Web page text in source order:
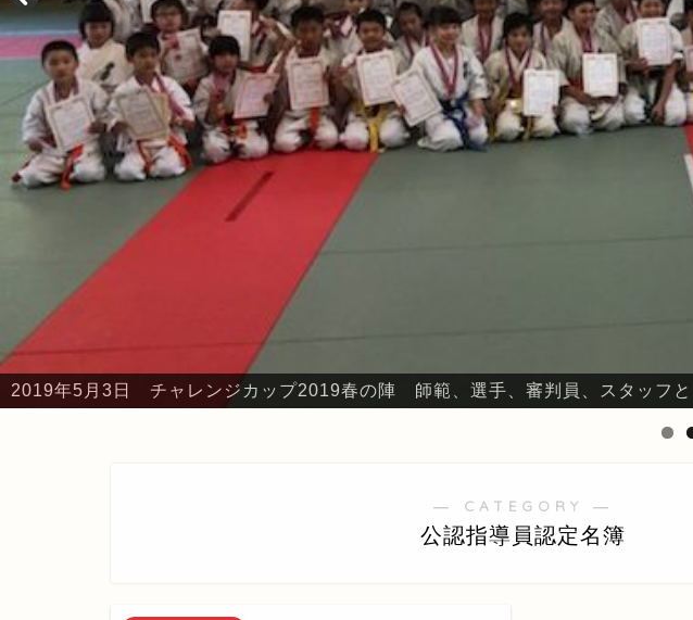
2019年5月3日 チャレンジカップ2019春の陣 師範、選手、審判員、スタッフと
2019年5月3日 チャレンジカップ2019春の陣 本部・鈴川
― CATEGORY ―
公認指導員認定名簿